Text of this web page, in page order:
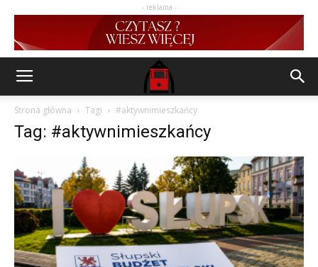
- reklama -
Strona główna Tagi #aktywnimieszkańcy
Tag: #aktywnimieszkańcy